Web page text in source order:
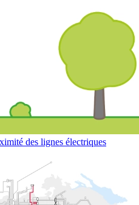
des lignes électriques